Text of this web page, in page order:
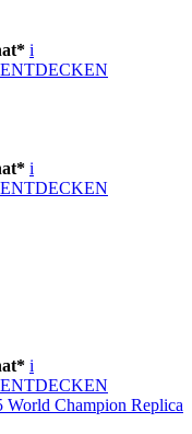
i
i
i
World Champion Replica